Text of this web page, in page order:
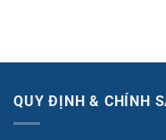
QUY ĐỊNH & CHÍNH